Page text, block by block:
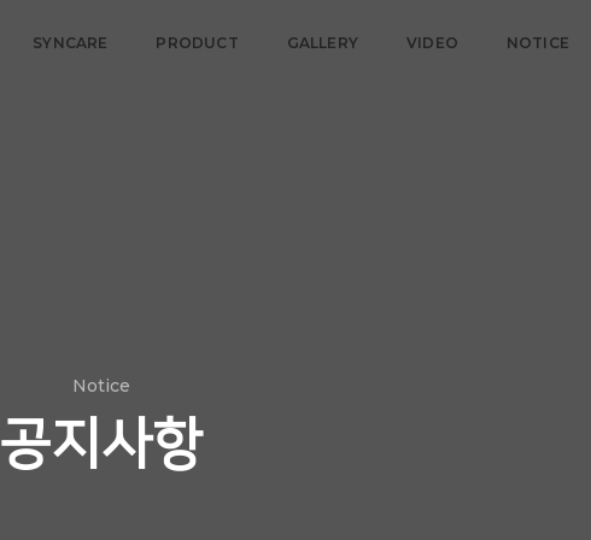
SYNCARE PRODUCT GALLERY VIDEO NOTICE
Notice
공지사항